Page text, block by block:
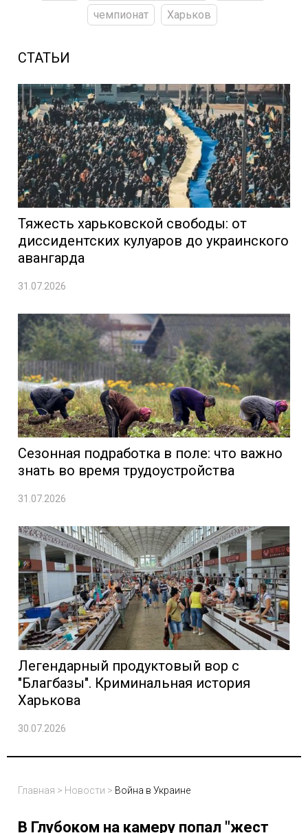
чемпионат
Харьков
СТАТЬИ
Тяжесть харьковской свободы: от
диссидентских кулуаров до украинского
авангарда
31.07.2026
Сезонная подработка в поле: что важно
знать во время трудоустройства
31.07.2026
Легендарный продуктовый вор с
"Благбазы". Криминальная история
Харькова
30.07.2026
Главная > Новости > Война в Украине
В Глубоком на камеру попал "жест